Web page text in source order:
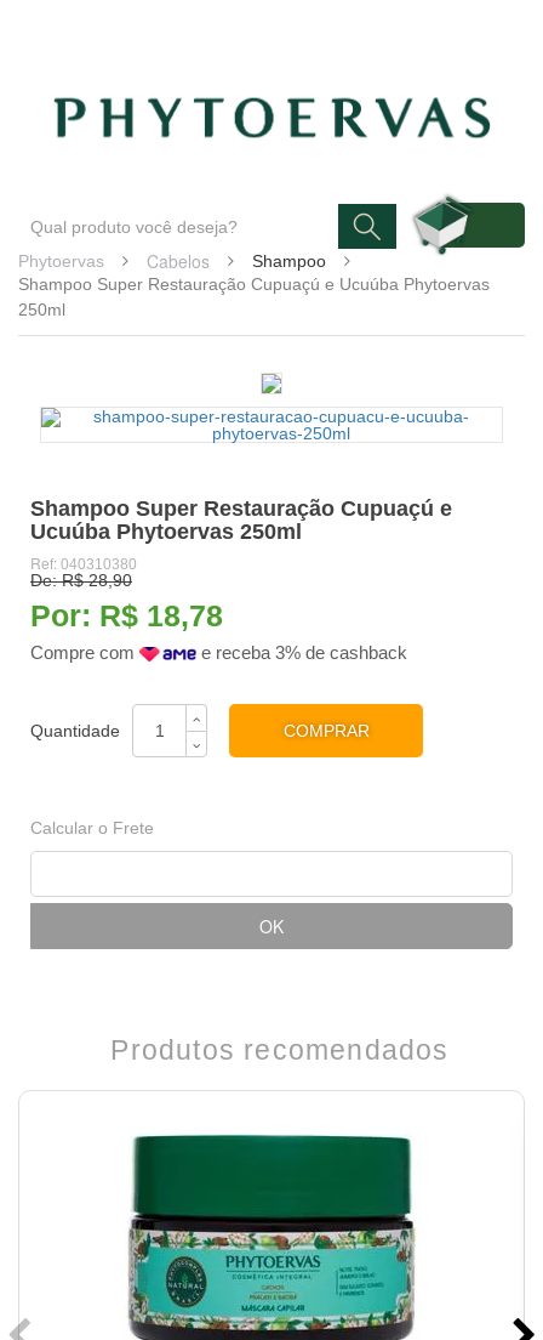
Phytoervas Cabelos
Shampoo
Shampoo Super Restauração Cupuaçú e Ucuúba Phytoervas
250ml
Shampoo Super Restauração Cupuaçú e
Ucuúba Phytoervas 250ml
Ref: 040310380
De:R$ 28,90
Por: R$ 18,78
Compre com e receba 3% de cashback
COMPRAR
Calcular o Frete
Produtos recomendados